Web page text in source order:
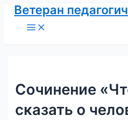
Перейти
Ветеран
Main
Menu
Сочинение
сказать о